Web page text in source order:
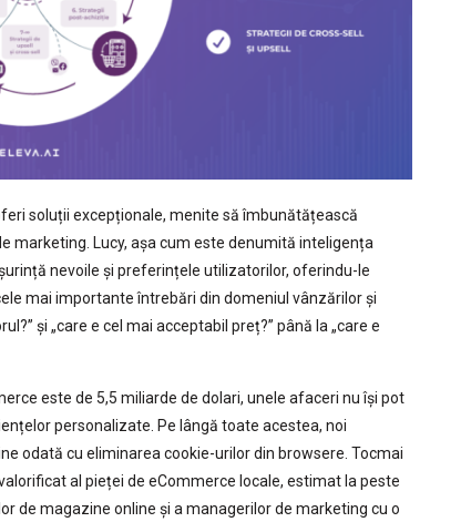
soluții excepționale, menite să îmbunătățească
marketing. Lucy, așa cum este denumită inteligența
nevoile și preferințele utilizatorilor, oferindu-le
mai importante întrebări din domeniul vânzărilor și
și „care e cel mai acceptabil preț?” până la „care e
este de 5,5 miliarde de dolari, unele afaceri nu își pot
personalizate. Pe lângă toate acestea, noi
odată cu eliminarea cookie-urilor din browsere. Tocmai
al pieței de eCommerce locale, estimat la peste
de magazine online și a managerilor de marketing cu o